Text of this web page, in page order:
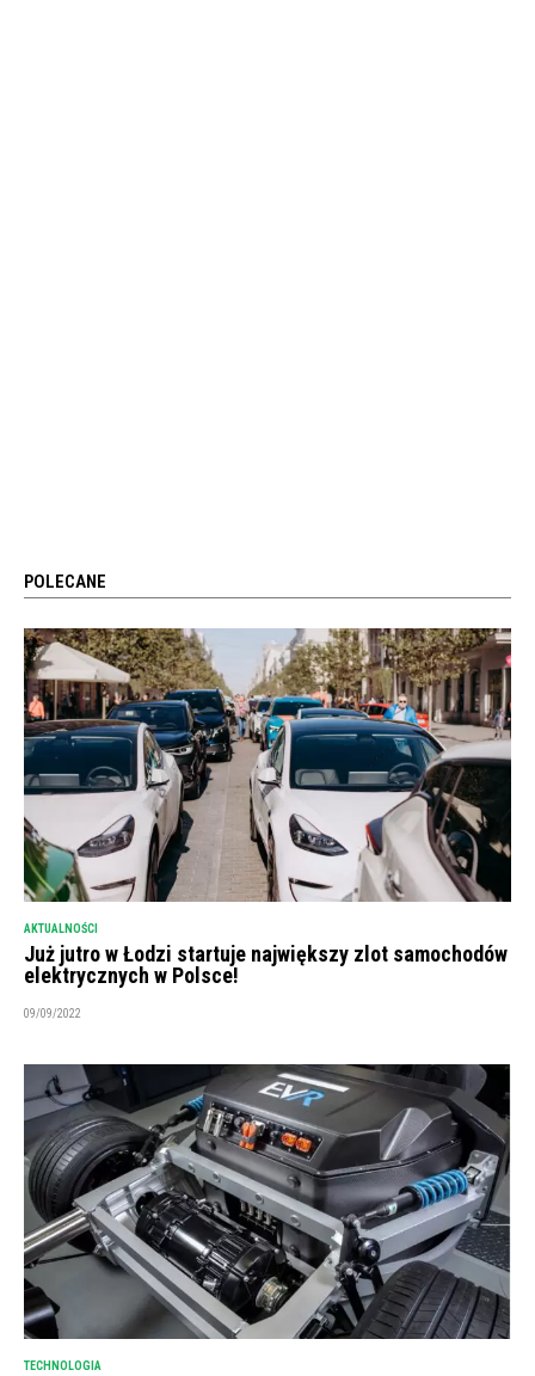
POLECANE
AKTUALNOŚCI
Już jutro w Łodzi startuje największy zlot samochodów
elektrycznych w Polsce!
09/09/2022
TECHNOLOGIA